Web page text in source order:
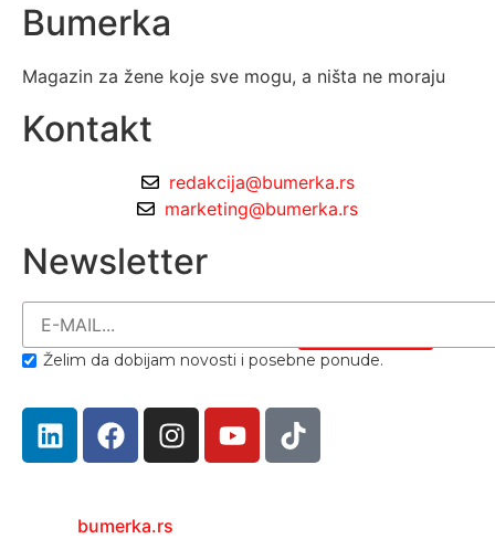
Bumerka
Magazin za žene koje sve mogu, a ništa ne moraju
Kontakt
redakcija@bumerka.rs
marketing@bumerka.rs
Newsletter
Želim da dobijam novosti i posebne ponude.
bumerka.rs